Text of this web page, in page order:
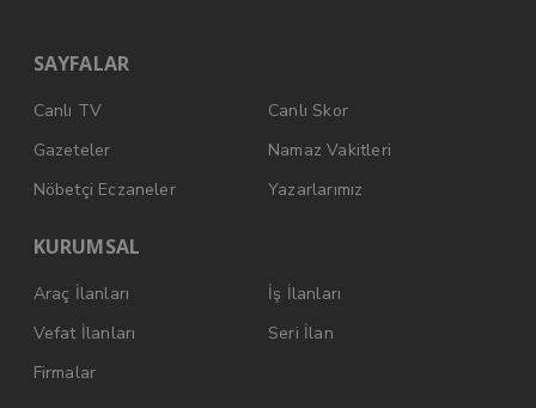
SAYFALAR
Canlı TV
Canlı Skor
Gazeteler
Namaz Vakitleri
Nöbetçi Eczaneler
Yazarlarımız
KURUMSAL
Araç İlanları
İş İlanları
Vefat İlanları
Seri İlan
Firmalar